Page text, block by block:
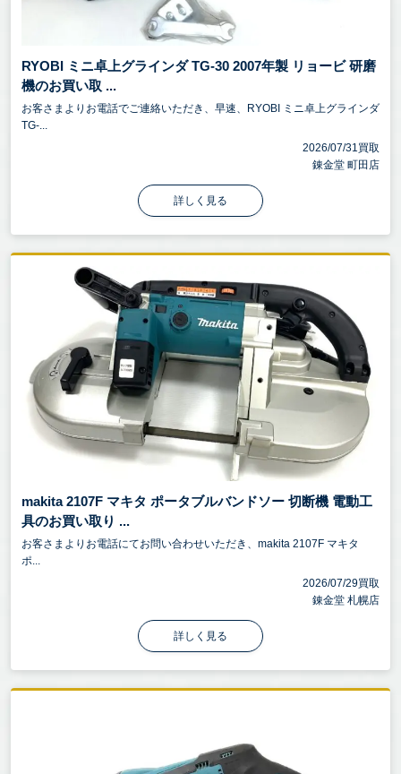
RYOBI ミニ卓上グラインダ TG-30 2007年製 リョービ 研磨
機のお買い取 ...
お客さまよりお電話でご連絡いただき、早速、RYOBI ミニ卓上グラインダ
TG-...
2026/07/31買取
錬金堂 町田店
詳しく見る
makita 2107F マキタ ポータブルバンドソー 切断機 電動工
具のお買い取り ...
お客さまよりお電話にてお問い合わせいただき、makita 2107F マキタ
ポ...
2026/07/29買取
錬金堂 札幌店
詳しく見る